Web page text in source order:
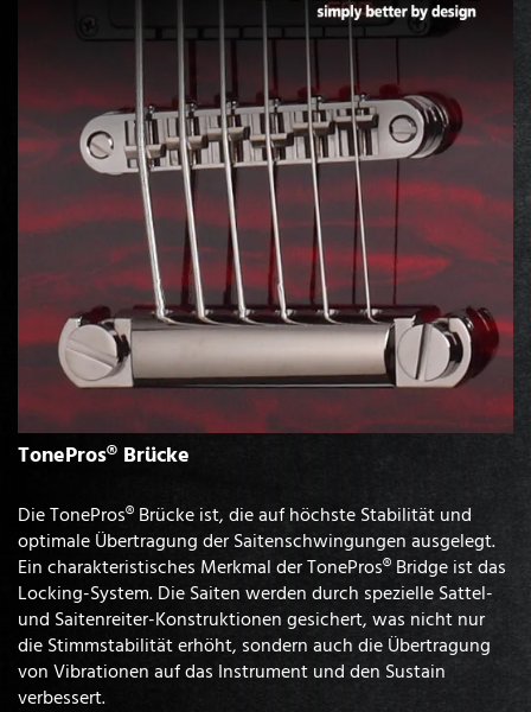
TonePros® Brücke
Die TonePros® Brücke ist, die auf höchste Stabilität und
optimale Übertragung der Saitenschwingungen ausgelegt.
Ein charakteristisches Merkmal der TonePros® Bridge ist das
Locking-System. Die Saiten werden durch spezielle Sattel-
und Saitenreiter-Konstruktionen gesichert, was nicht nur
die Stimmstabilität erhöht, sondern auch die Übertragung
von Vibrationen auf das Instrument und den Sustain
verbessert.